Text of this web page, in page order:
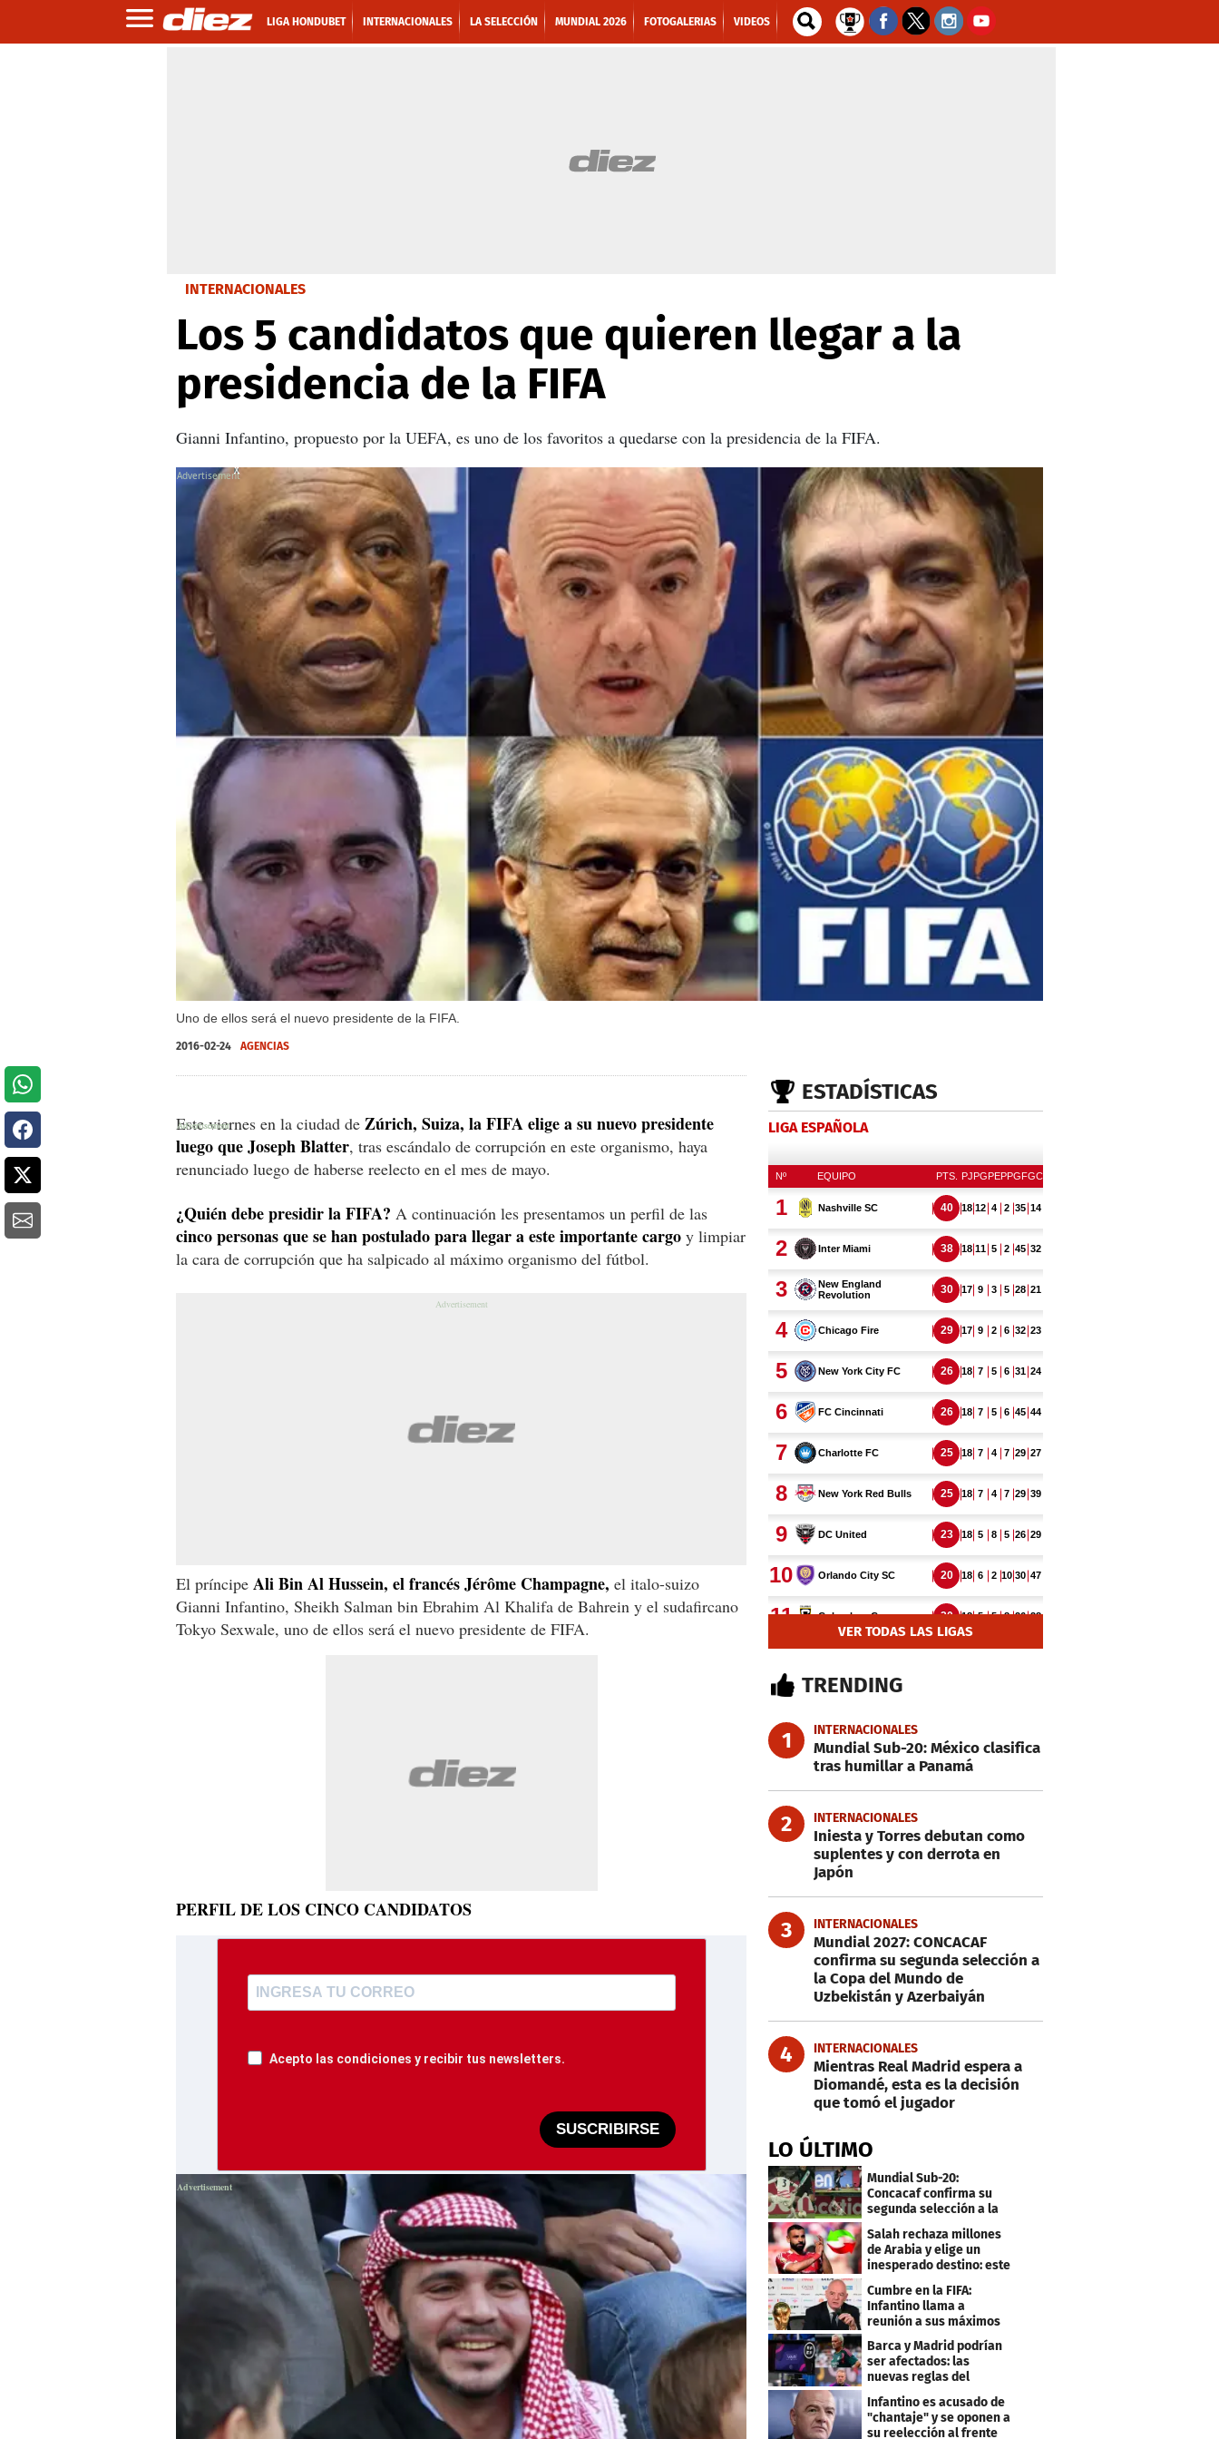
LIGA HONDUBET INTERNACIONALES LA SELECCIÓN MUNDIAL 2026 FOTOGALERIAS VIDEOS
INTERNACIONALES
Los 5 candidatos que quieren llegar a la
presidencia de la FIFA
Gianni Infantino, propuesto por la UEFA, es uno de los favoritos a quedarse con la presidencia de la FIFA.
Uno de ellos será el nuevo presidente de la FIFA.
X
X
X
X
X
2016-02-24 AGENCIAS
Este viernes en la ciudad de Zúrich, Suiza, la FIFA elige a su nuevo presidente
luego que Joseph Blatter, tras escándalo de corrupción en este organismo, haya
renunciado luego de haberse reelecto en el mes de mayo.
¿Quién debe presidir la FIFA? A continuación les presentamos un perfil de las
cinco personas que se han postulado para llegar a este importante cargo y limpiar
la cara de corrupción que ha salpicado al máximo organismo del fútbol.
El príncipe Ali Bin Al Hussein, el francés Jérôme Champagne, el italo-suizo
Gianni Infantino, Sheikh Salman bin Ebrahim Al Khalifa de Bahrein y el sudafircano
Tokyo Sexwale, uno de ellos será el nuevo presidente de FIFA.
PERFIL DE LOS CINCO CANDIDATOS
Acepto las condiciones y recibir tus newsletters.
SUSCRIBIRSE
ESTADÍSTICAS
LIGA ESPAÑOLA
VER TODAS LAS LIGAS
TRENDING
1 INTERNACIONALES
Mundial Sub-20: México clasifica
tras humillar a Panamá
2 INTERNACIONALES
Iniesta y Torres debutan como
suplentes y con derrota en
Japón
3 INTERNACIONALES
Mundial 2027: CONCACAF
confirma su segunda selección a
la Copa del Mundo de
Uzbekistán y Azerbaiyán
4 INTERNACIONALES
Mientras Real Madrid espera a
Diomandé, esta es la decisión
que tomó el jugador
LO ÚLTIMO
Mundial Sub-20:
Concacaf confirma su
segunda selección a la
Copa del Mundo 2027
Salah rechaza millones
de Arabia y elige un
inesperado destino: este
será su club
Cumbre en la FIFA:
Infantino llama a
reunión a sus máximos
Barca y Madrid podrían
ser afectados: las
nuevas reglas del
arbitraje en LaLiga
Infantino es acusado de
"chantaje" y se oponen a
su reelección al frente